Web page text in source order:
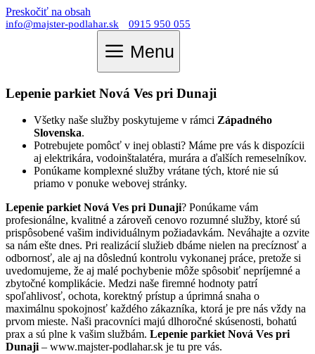
Preskočiť na obsah
info@majster-podlahar.sk 0915 950 055
Menu
Lepenie parkiet Nová Ves pri Dunaji
Všetky naše služby poskytujeme v rámci Západného
Slovenska.
Potrebujete pomôcť v inej oblasti? Máme pre vás k dispozícii
aj elektrikára, vodoinštalatéra, murára a ďalších remeselníkov.
Ponúkame komplexné služby vrátane tých, ktoré nie sú
priamo v ponuke webovej stránky.
Lepenie parkiet Nová Ves pri Dunaji? Ponúkame vám
profesionálne, kvalitné a zároveň cenovo rozumné služby, ktoré sú
prispôsobené vašim individuálnym požiadavkám. Neváhajte a ozvite
sa nám ešte dnes. Pri realizácií služieb dbáme nielen na precíznosť a
odbornosť, ale aj na dôslednú kontrolu vykonanej práce, pretože si
uvedomujeme, že aj malé pochybenie môže spôsobiť nepríjemné a
zbytočné komplikácie. Medzi naše firemné hodnoty patrí
spoľahlivosť, ochota, korektný prístup a úprimná snaha o
maximálnu spokojnosť každého zákazníka, ktorá je pre nás vždy na
prvom mieste. Naši pracovníci majú dlhoročné skúsenosti, bohatú
prax a sú plne k vašim službám. Lepenie parkiet Nová Ves pri
Dunaji– www.majster-podlahar.sk je tu pre vás.